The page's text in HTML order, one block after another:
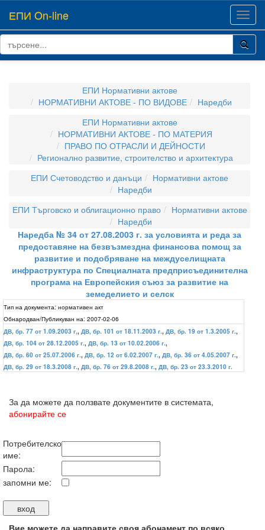
ЕПИ On-line
ЕПИ Нормативни актове
НОРМАТИВНИ АКТОВЕ - ПО ВИДОВЕ
Наредби
ЕПИ Нормативни актове
НОРМАТИВНИ АКТОВЕ - ПО МАТЕРИЯ
ПРАВО ПО ОТРАСЛИ И ДЕЙНОСТИ
Регионално развитие, строителство и архитектура
ЕПИ Счетоводство и данъци
Нормативни актове
Наредби
ЕПИ Търговско и облигационно право
Нормативни актове
Наредби
Наредба № 34 от 27.08.2003 г. за условията и реда за
предоставяне на безвъзмездна финансова помощ за
развитие и подобряване на междуселищната
инфраструктура по Специалната предприсъединителна
програма на Европейския съюз за развитие на
земеделието и селск
Тип на документа: нормативен акт
Обнародван/Публикуван на: 2007-02-06
ДВ, бр. 77 от 1.09.2003 г,, ДВ, бр. 101 от 18.11.2003 г., ДВ, бр. 19 от 1.3.2005 г.,
ДВ, бр. 104 от 28.12.2005 г., ДВ, бр. 13 от 10.02.2006 г.,
ДВ, бр. 60 от 25.07.2006 г., ДВ, бр. 12 от 6.02.2007 г., ДВ, бр. 36 от 4.05.2007 г.,
ДВ, бр. 29 от 18.3.2008 г., ДВ, бр. 76 от 29.8.2008 г., ДВ, бр. 23 от 23.3.2010 г.
За да можете да ползвате документите в системата,
абонирайте се
Потребителско
име:
Парола:
запомни ме:
Вие можете да направите своя абонамент по всяко